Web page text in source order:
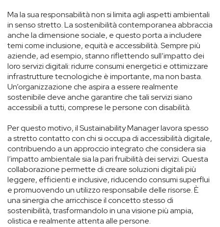
Ma la sua responsabilità non si limita agli aspetti ambientali
in senso stretto. La sostenibilità contemporanea abbraccia
anche la dimensione sociale, e questo porta a includere
temi come inclusione, equità e accessibilità. Sempre più
aziende, ad esempio, stanno riflettendo sull’impatto dei
loro servizi digitali: ridurre consumi energetici e ottimizzare
infrastrutture tecnologiche è importante, ma non basta.
Un’organizzazione che aspira a essere realmente
sostenibile deve anche garantire che tali servizi siano
accessibili a tutti, comprese le persone con disabilità.
Per questo motivo, il Sustainability Manager lavora spesso
a stretto contatto con chi si occupa di accessibilità digitale,
contribuendo a un approccio integrato che considera sia
l’impatto ambientale sia la pari fruibilità dei servizi. Questa
collaborazione permette di creare soluzioni digitali più
leggere, efficienti e inclusive, riducendo consumi superflui
e promuovendo un utilizzo responsabile delle risorse. È
una sinergia che arricchisce il concetto stesso di
sostenibilità, trasformandolo in una visione più ampia,
olistica e realmente attenta alle persone.